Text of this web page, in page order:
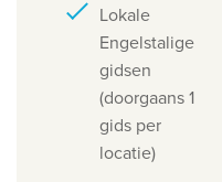
Lokale
Engelstalige
gidsen
(doorgaans 1
gids per
locatie)